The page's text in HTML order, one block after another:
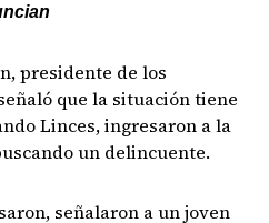
presidente de los
que la situación tiene
Linces, ingresaron a la
un delincuente.
señalaron a un joven